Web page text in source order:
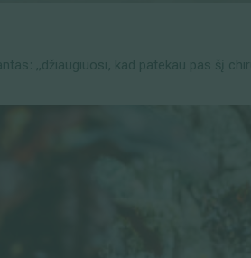
„džiaugiuosi, kad patekau pas šį